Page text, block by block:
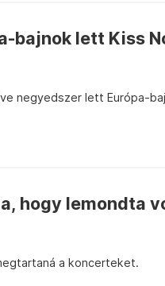
bajnok lett Kiss
negyedszer lett Európa-
hogy lemondta
a koncerteket.